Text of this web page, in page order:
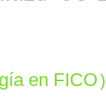
en FICO